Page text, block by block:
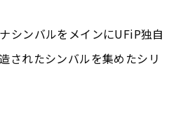
シンバルをメインにUFiP独自
されたシンバルを集めたシリ